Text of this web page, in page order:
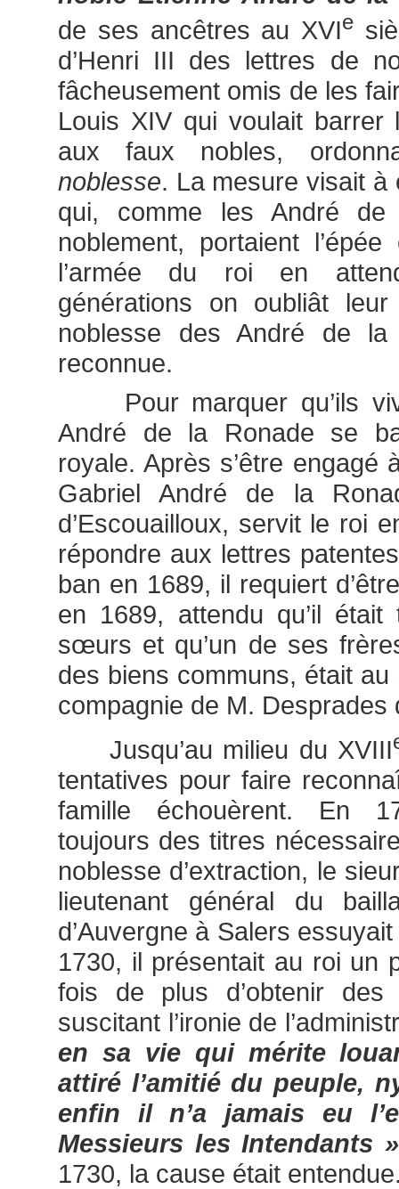
de ses ancêtres au XVIe
d’Henri III des lettres de
fâcheusement omis de les
Louis XIV qui voulait barrer
aux faux nobles,
noblesse. La mesure visait à
qui, comme les André de
noblement, portaient
l’armée du roi en
générations on oubliât
noblesse des André de
reconnue.
Pour marquer qu’ils
André de la Ronade se
royale. Après s’être engagé
Gabriel André de la
d’Escouailloux, servit le roi
répondre aux lettres
ban en 1689, il requiert
en 1689, attendu qu’il
sœurs et qu’un de ses
des biens communs, était
compagnie de M. Desprades
Jusqu’au milieu du XVIII
tentatives pour faire
famille échouèrent. En
toujours des titres
noblesse d’extraction, le
lieutenant général du
d’Auvergne à Salers
1730, il présentait au roi un
fois de plus d’obtenir des
suscitant l’ironie de
en sa vie qui mérite
attiré l’amitié du peuple,
enfin il n’a jamais eu
Messieurs les Intendants »
1730, la cause était